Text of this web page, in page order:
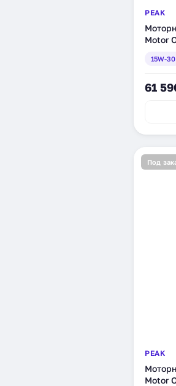
PEAK
Motor
15W-30
61
Под
PEAK
Motor